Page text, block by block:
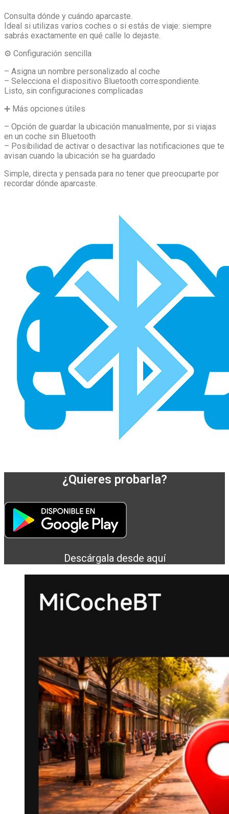
Consulta dónde y cuándo aparcaste.
Ideal si utilizas varios coches o si estás de viaje: siempre
sabrás exactamente en qué calle lo dejaste.
⚙️ Configuración sencilla
– Asigna un nombre personalizado al coche
– Selecciona el dispositivo Bluetooth correspondiente.
Listo, sin configuraciones complicadas
➕ Más opciones útiles
– Opción de guardar la ubicación manualmente, por si viajas
en un coche sin Bluetooth
– Posibilidad de activar o desactivar las notificaciones que te
avisan cuando la ubicación se ha guardado
Simple, directa y pensada para no tener que preocuparte por
recordar dónde aparcaste.
¿Quieres probarla?
Descárgala desde aquí